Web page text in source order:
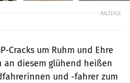
ANZEIGE
Cracks um Ruhm und Ehre
an diesem glühend heißen
und -fahrer zum